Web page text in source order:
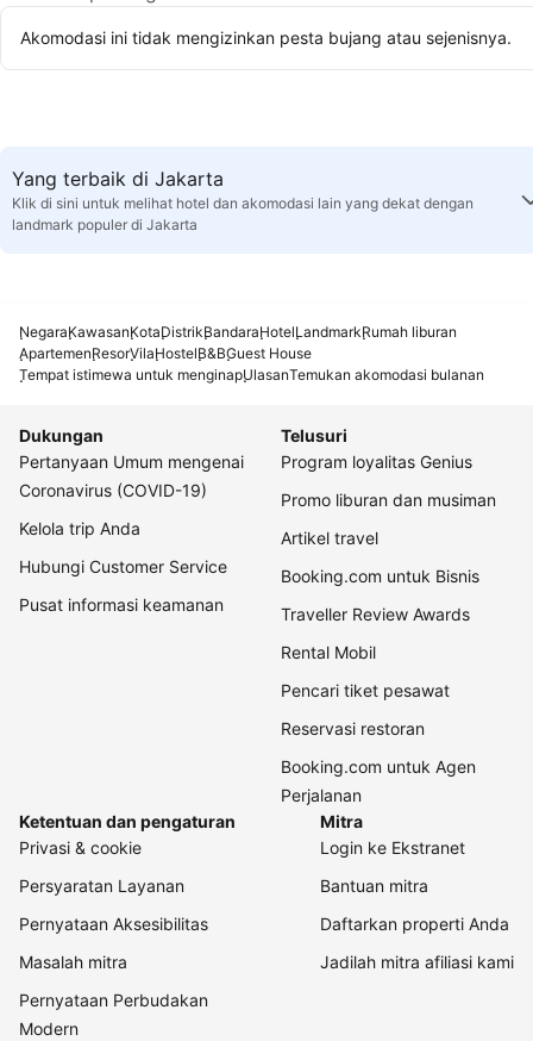
Akomodasi ini tidak mengizinkan pesta bujang atau sejenisnya.
Yang terbaik di Jakarta
Klik di sini untuk melihat hotel dan akomodasi lain yang dekat dengan
landmark populer di Jakarta
NegaraKawasanKotaDistrikBandaraHotelLandmarkRumah liburan
ApartemenResorVilaHostelB&BGuest House
Tempat istimewa untuk menginapUlasanTemukan akomodasi bulanan
Dukungan
Pertanyaan Umum mengenai
Coronavirus (COVID-19)
Kelola trip Anda
Hubungi Customer Service
Pusat informasi keamanan
Telusuri
Program loyalitas Genius
Promo liburan dan musiman
Artikel travel
Booking.com untuk Bisnis
Traveller Review Awards
Rental Mobil
Pencari tiket pesawat
Reservasi restoran
Booking.com untuk Agen
Perjalanan
Ketentuan dan pengaturan
Privasi & cookie
Persyaratan Layanan
Pernyataan Aksesibilitas
Masalah mitra
Pernyataan Perbudakan
Modern
Mitra
Login ke Ekstranet
Bantuan mitra
Daftarkan properti Anda
Jadilah mitra afiliasi kami